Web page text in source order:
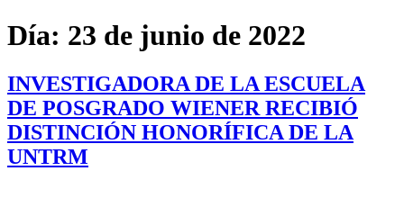
Día: 23 de junio de 2022
INVESTIGADORA DE LA ESCUELA
DE POSGRADO WIENER RECIBIÓ
DISTINCIÓN HONORÍFICA DE LA
UNTRM